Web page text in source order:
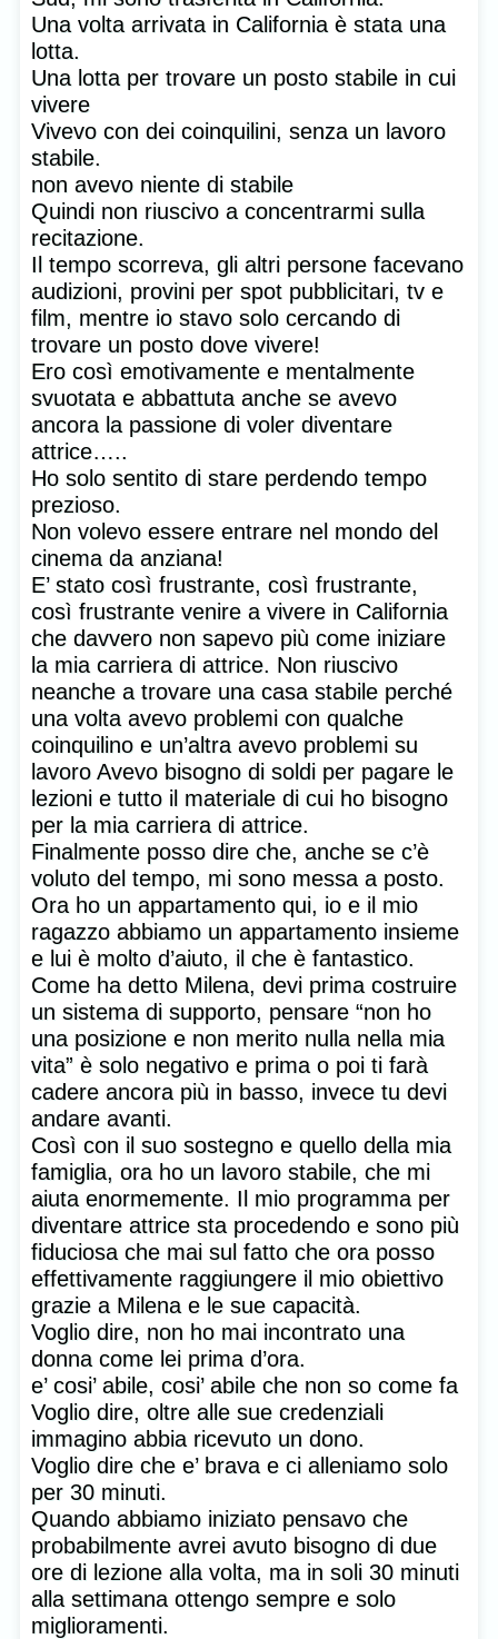
Una volta arrivata in California è stata una
lotta.
Una lotta per trovare un posto stabile in cui
vivere
Vivevo con dei coinquilini, senza un lavoro
stabile.
non avevo niente di stabile
Quindi non riuscivo a concentrarmi sulla
recitazione.
Il tempo scorreva, gli altri persone facevano
audizioni, provini per spot pubblicitari, tv e
film, mentre io stavo solo cercando di
trovare un posto dove vivere!
Ero così emotivamente e mentalmente
svuotata e abbattuta anche se avevo
ancora la passione di voler diventare
attrice…..
Ho solo sentito di stare perdendo tempo
prezioso.
Non volevo essere entrare nel mondo del
cinema da anziana!
E’ stato così frustrante, così frustrante,
così frustrante venire a vivere in California
che davvero non sapevo più come iniziare
la mia carriera di attrice. Non riuscivo
neanche a trovare una casa stabile perché
una volta avevo problemi con qualche
coinquilino e un’altra avevo problemi su
lavoro Avevo bisogno di soldi per pagare le
lezioni e tutto il materiale di cui ho bisogno
per la mia carriera di attrice.
Finalmente posso dire che, anche se c’è
voluto del tempo, mi sono messa a posto.
Ora ho un appartamento qui, io e il mio
ragazzo abbiamo un appartamento insieme
e lui è molto d’aiuto, il che è fantastico.
Come ha detto Milena, devi prima costruire
un sistema di supporto, pensare “non ho
una posizione e non merito nulla nella mia
vita” è solo negativo e prima o poi ti farà
cadere ancora più in basso, invece tu devi
andare avanti.
Così con il suo sostegno e quello della mia
famiglia, ora ho un lavoro stabile, che mi
aiuta enormemente. Il mio programma per
diventare attrice sta procedendo e sono più
fiduciosa che mai sul fatto che ora posso
effettivamente raggiungere il mio obiettivo
grazie a Milena e le sue capacità.
Voglio dire, non ho mai incontrato una
donna come lei prima d’ora.
e’ cosi’ abile, cosi’ abile che non so come fa
Voglio dire, oltre alle sue credenziali
immagino abbia ricevuto un dono.
Voglio dire che e’ brava e ci alleniamo solo
per 30 minuti.
Quando abbiamo iniziato pensavo che
probabilmente avrei avuto bisogno di due
ore di lezione alla volta, ma in soli 30 minuti
alla settimana ottengo sempre e solo
miglioramenti.